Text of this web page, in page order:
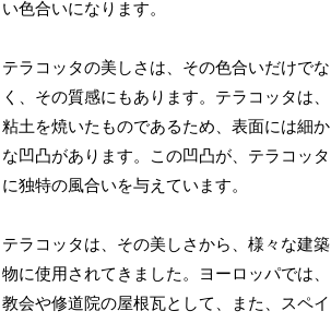
い色合いになります。
テラコッタの美しさは、その色合いだけでな
く、その質感にもあります。テラコッタは、
粘土を焼いたものであるため、表面には細か
な凹凸があります。この凹凸が、テラコッタ
に独特の風合いを与えています。
テラコッタは、その美しさから、様々な建築
物に使用されてきました。ヨーロッパでは、
教会や修道院の屋根瓦として、また、スペイ